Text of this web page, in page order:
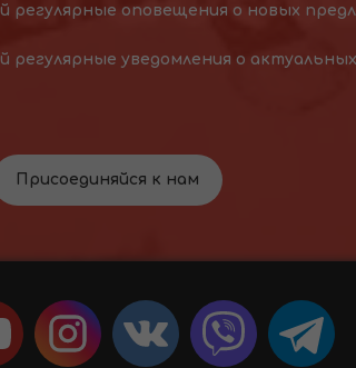
регулярные оповещения о новых
регулярные уведомления о
Присоединяйся к нам